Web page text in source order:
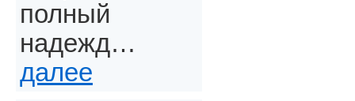
полный
надежд…
далее